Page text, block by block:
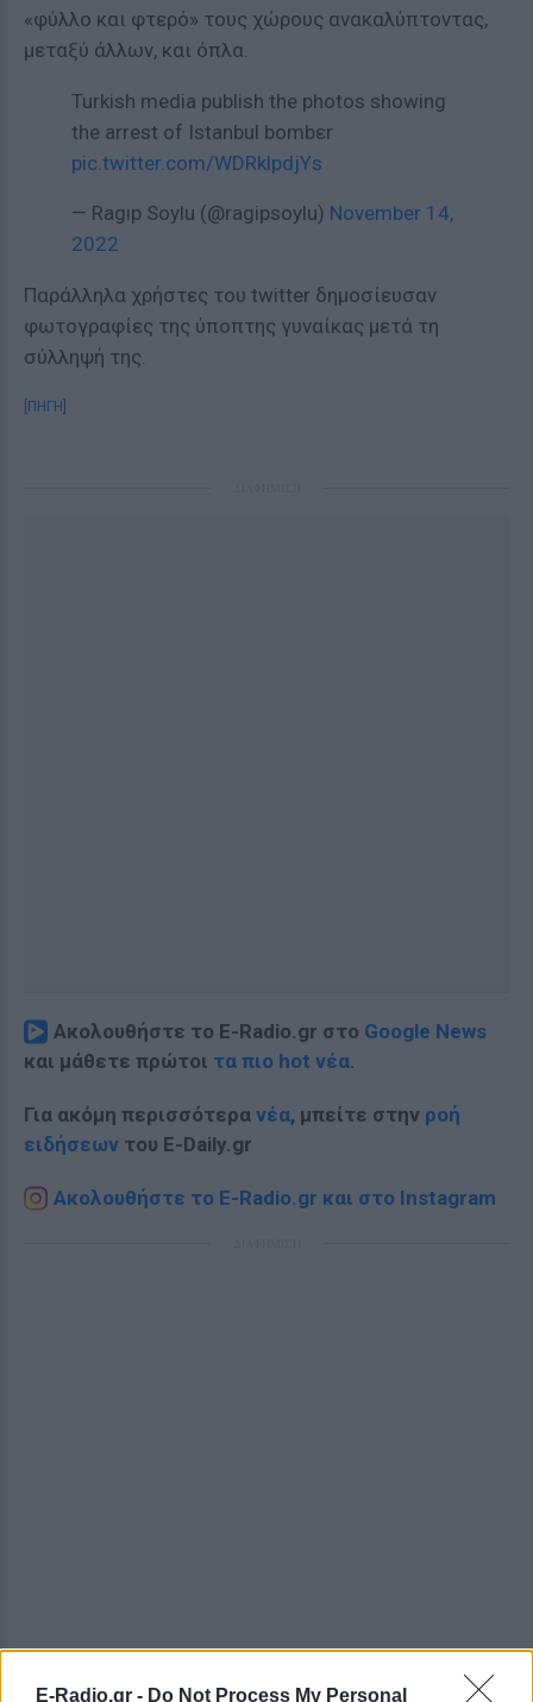
E-Radio.gr - Do Not Process My Personal
«φύλλο και φτερό» τους χώρους ανακαλύπτοντας,
μεταξύ άλλων, και όπλα.
Turkish media publish the photos showing
the arrest of Istanbul bombεr
pic.twitter.com/WDRklpdjYs
— Ragıp Soylu (@ragipsoylu) November 14,
2022
Παράλληλα χρήστες του twitter δημοσίευσαν
φωτογραφίες της ύποπτης γυναίκας μετά τη
σύλληψή της.
[ΠΗΓΗ]
Ακολουθήστε το E-Radio.gr στο Google News
και μάθετε πρώτοι τα πιο hot νέα.
Για ακόμη περισσότερα νέα, μπείτε στην ροή
ειδήσεων του E-Daily.gr
Ακολουθήστε το E-Radio.gr και στο Instagram